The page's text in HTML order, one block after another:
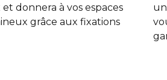
donnera à vos espaces
grâce aux fixations